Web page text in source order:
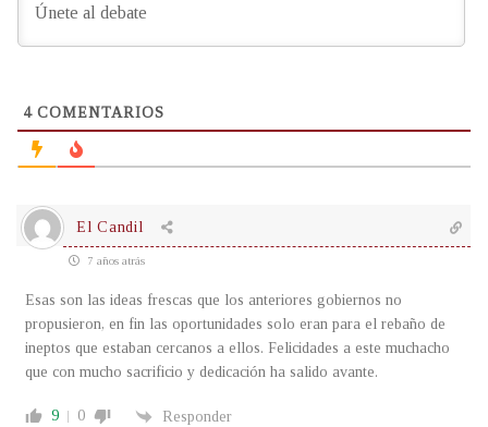
4COMENTARIOS
El Candil
7 años atrás
Esas son las ideas frescas que los anteriores gobiernos no
propusieron, en fin las oportunidades solo eran para el rebaño de
ineptos que estaban cercanos a ellos. Felicidades a este muchacho
que con mucho sacrificio y dedicación ha salido avante.
9 0 Responder